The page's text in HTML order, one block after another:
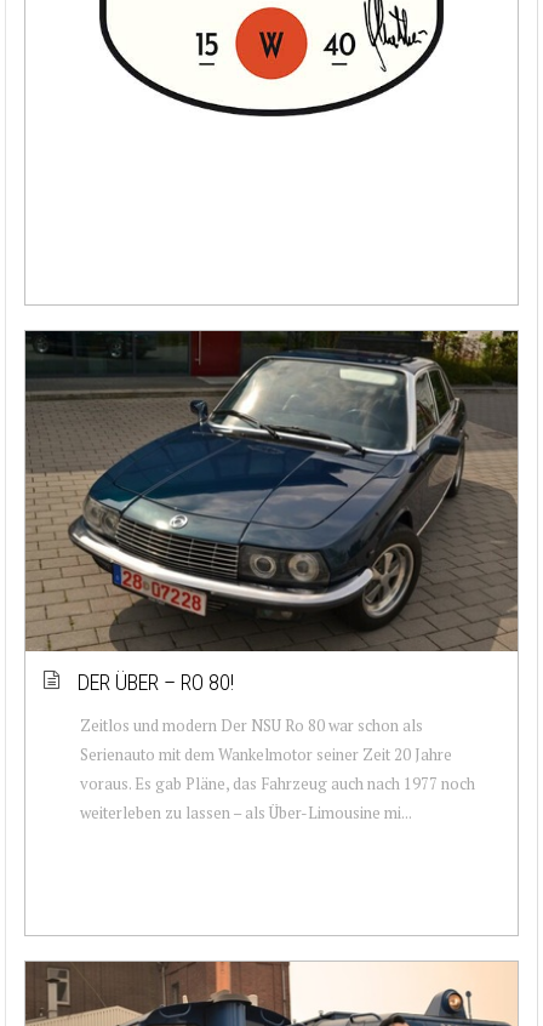
DER ÜBER – RO 80!
Zeitlos und modern Der NSU Ro 80 war schon als
Serienauto mit dem Wankelmotor seiner Zeit 20 Jahre
voraus. Es gab Pläne, das Fahrzeug auch nach 1977 noch
weiterleben zu lassen – als Über-Limousine mi...